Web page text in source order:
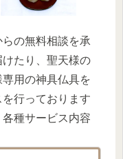
の無料相談を承
たり、聖天様の
用の神具仏具を
行っております
種サービス内容